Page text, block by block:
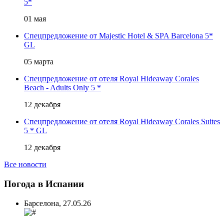
5*
01 мая
Спецпредложение от Majestic Hotel & SPA Barcelona 5*
GL
05 марта
Спецпредложение от отеля Royal Hideaway Corales
Beach - Adults Only 5 *
12 декабря
Спецпредложение от отеля Royal Hideaway Corales Suites
5 * GL
12 декабря
Все новости
Погода в Испании
Барселона, 27.05.26